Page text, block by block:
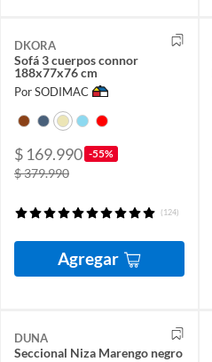
DKORA
Sofá 3 cuerpos connor
188x77x76 cm
Por SODIMAC
$ 169.990 -55%
$ 379.990
(124)
Agregar
DUNA
Seccional Niza Marengo negro